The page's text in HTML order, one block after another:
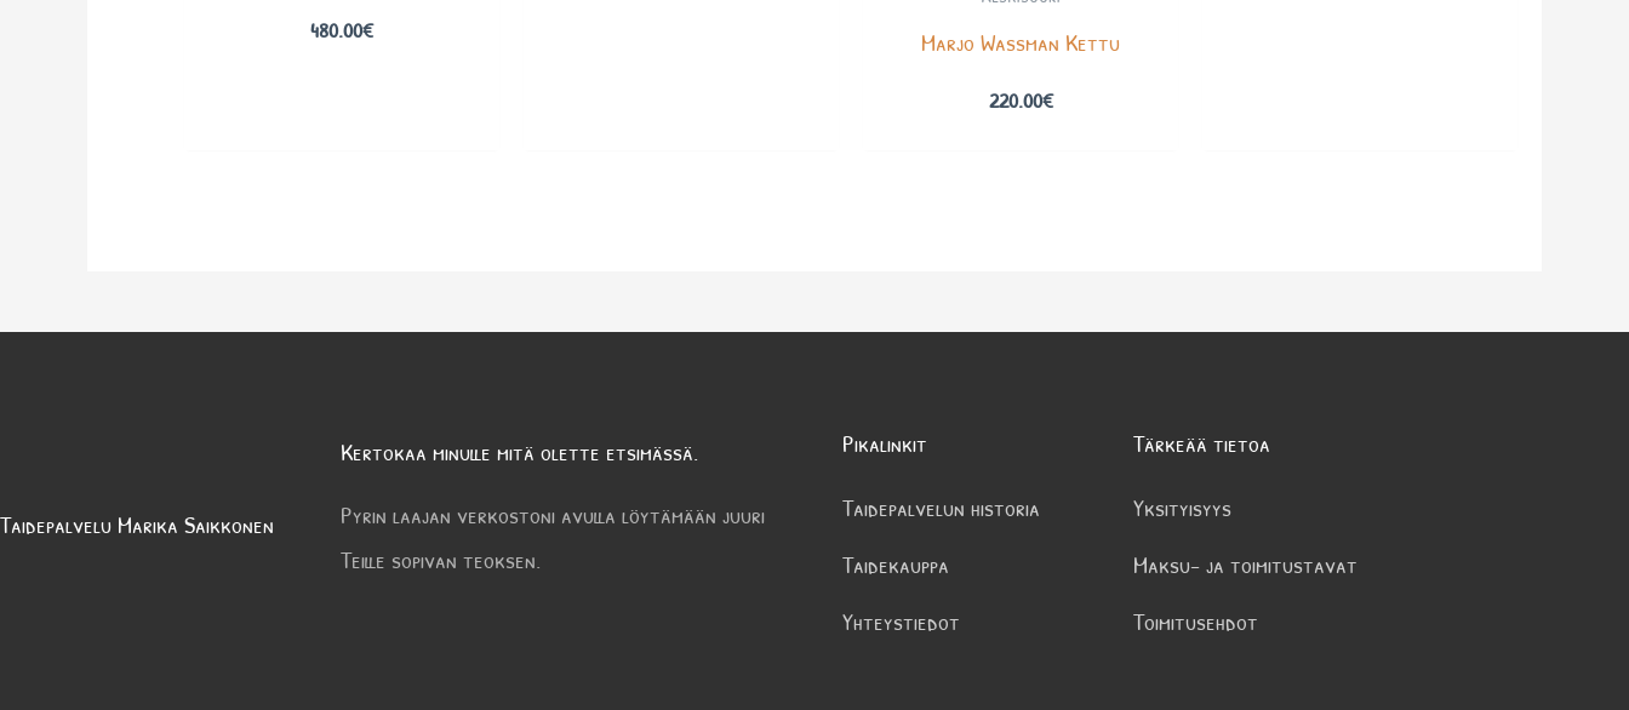
480.00€ Marjo Wassman Kettu
220.00€
Taidepalvelu Marika Saikkonen
Kertokaa minulle mitä olette etsimässä.
Pyrin laajan verkostoni avulla löytämään juuri
Teille sopivan teoksen.
Pikalinkit
Taidepalvelun historia
Taidekauppa
Yhteystiedot
Tärkeää tietoa
Yksityisyys
Maksu- ja toimitustavat
Toimitusehdot